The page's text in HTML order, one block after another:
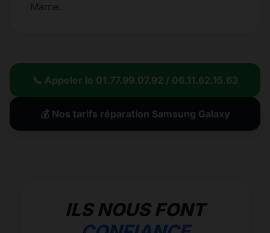
Marne.
📞 Appeler le 01.77.99.07.92 / 06.11.62.15.63
💰 Nos tarifs réparation Samsung Galaxy
ILS NOUS FONT